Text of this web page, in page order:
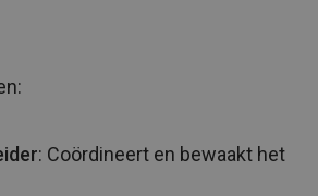
: Coördineert en bewaakt het